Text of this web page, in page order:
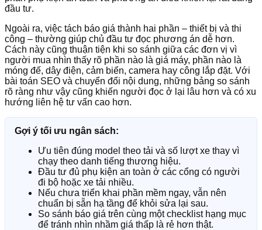
đầu tư.
Ngoài ra, việc tách báo giá thành hai phần – thiết bị và thi
công – thường giúp chủ đầu tư đọc phương án dễ hơn.
Cách này cũng thuận tiện khi so sánh giữa các đơn vị vì
người mua nhìn thấy rõ phần nào là giá máy, phần nào là
móng đế, dây điện, cảm biến, camera hay công lắp đặt. Với
bài toán SEO và chuyển đổi nội dung, những bảng so sánh
rõ ràng như vậy cũng khiến người đọc ở lại lâu hơn và có xu
hướng liên hệ tư vấn cao hơn.
Gợi ý tối ưu ngân sách:
Ưu tiên đúng model theo tải và số lượt xe thay vì
chạy theo danh tiếng thương hiệu.
Đầu tư đủ phụ kiện an toàn ở các cổng có người
đi bộ hoặc xe tải nhiều.
Nếu chưa triển khai phần mềm ngay, vẫn nên
chuẩn bị sẵn hạ tầng để khỏi sửa lại sau.
So sánh báo giá trên cùng một checklist hạng mục
để tránh nhìn nhầm giá thấp là rẻ hơn thật.